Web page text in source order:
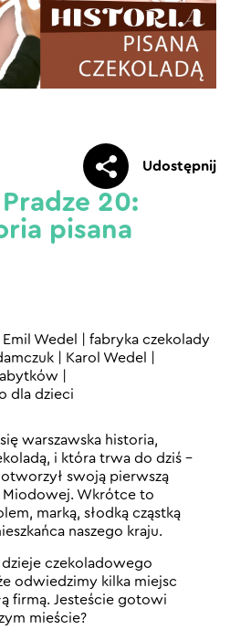
Udostępnij
20:
pisana
Emil Wedel
fabryka czekolady
Karol Wedel
dla dzieci
warszawska historia,
i która trwa do dziś –
swoją pierwszą
Miodowej. Wkrótce to
marką, słodką cząstką
naszego kraju.
czekoladowego
odwiedzimy kilka miejsc
firmą. Jesteście gotowi
mieście?